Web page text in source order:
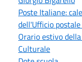
Poste Italiane:
dell'Ufficio
Orario estivo
Culturale